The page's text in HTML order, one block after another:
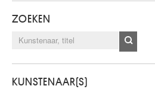
ZOEKEN
KUNSTENAAR(S)